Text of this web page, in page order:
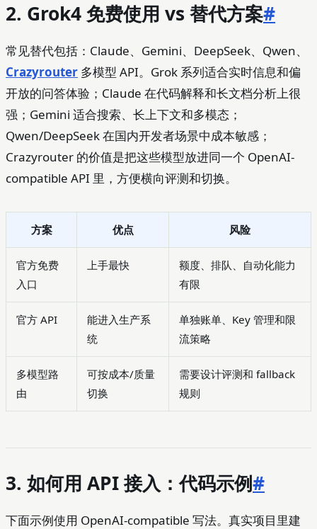
2. Grok4 免费使用 vs 替代方案#
常见替代包括：Claude、Gemini、DeepSeek、Qwen、
Crazyrouter 多模型 API。Grok 系列适合实时信息和偏
开放的问答体验；Claude 在代码解释和长文档分析上很
强；Gemini 适合搜索、长上下文和多模态；
Qwen/DeepSeek 在国内开发者场景中成本敏感；
Crazyrouter 的价值是把这些模型放进同一个 OpenAI-
compatible API 里，方便横向评测和切换。
方案 优点 风险
官方免费
入口
上手最快
额度、排队、自动化能力
有限
官方 API
能进入生产系
统
单独账单、Key 管理和限
流策略
多模型路
由
可按成本/质量
切换
需要设计评测和 fallback
规则
3. 如何用 API 接入：代码示例#
下面示例使用 OpenAI-compatible 写法。真实项目里建